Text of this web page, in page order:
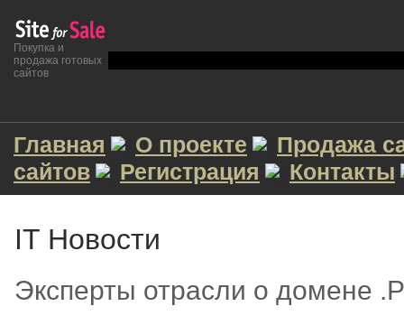
Покупка и
продажа готовых
сайтов
Главная О проекте
Продажа
сайтов
Регистрация Контакты
IT Новости
Эксперты отрасли о домене